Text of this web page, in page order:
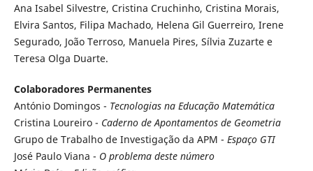
Ana Isabel Silvestre, Cristina Cruchinho, Cristina Morais,
Elvira Santos, Filipa Machado, Helena Gil Guerreiro, Irene
Segurado, João Terroso, Manuela Pires, Sílvia Zuzarte e
Teresa Olga Duarte.
Colaboradores Permanentes
António Domingos - Tecnologias na Educação Matemática
Cristina Loureiro - Caderno de Apontamentos de Geometria
Grupo de Trabalho de Investigação da APM - Espaço GTI
José Paulo Viana - O problema deste número